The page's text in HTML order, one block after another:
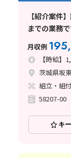
【紹介案件
までの業務
月収例
【時給】
茨城県坂
組立・組
58207-00
キ